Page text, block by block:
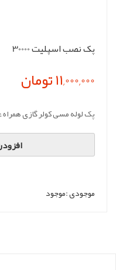
پک نصب اسپلیت 30000
11,000,000 تومان
پک لوله مسی کولر گازی همراه عایق
موجودی :موجود